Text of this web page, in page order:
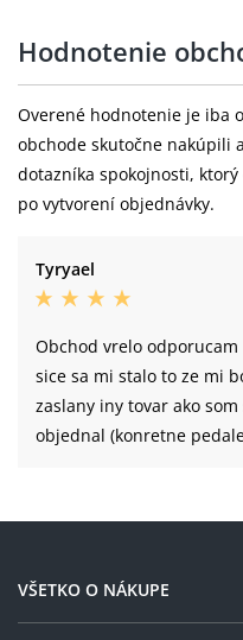
Hodnotenie
Overené hodnotenie je iba
obchode skutočne nakúpili
dotazníka spokojnosti,
po vytvorení objednávky.
Tyryael
Obchod vrelo odporucam
sice sa mi stalo to ze mi
zaslany iny tovar ako som
objednal (konretne
bolo lahke) avsak bolo to
vyriesene k mojej
VŠETKO O NÁKUPE